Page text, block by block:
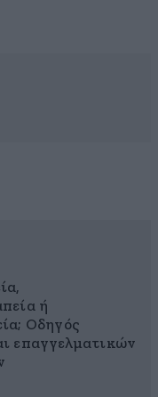
ή
Οδηγός
επαγγελματικών